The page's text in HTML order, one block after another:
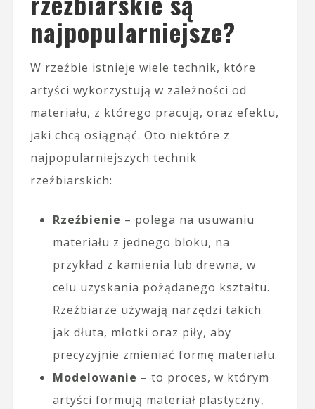
najpopularniejsze?
W rzeźbie istnieje wiele technik, które
artyści wykorzystują w zależności od
materiału, z którego pracują, oraz efektu,
jaki chcą osiągnąć. Oto niektóre z
najpopularniejszych technik
rzeźbiarskich:
Rzeźbienie – polega na usuwaniu
materiału z jednego bloku, na
przykład z kamienia lub drewna, w
celu uzyskania pożądanego kształtu.
Rzeźbiarze używają narzędzi takich
jak dłuta, młotki oraz piły, aby
precyzyjnie zmieniać formę materiału.
Modelowanie – to proces, w którym
artyści formują materiał plastyczny,